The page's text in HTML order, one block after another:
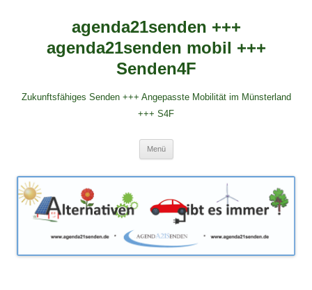
agenda21senden +++
agenda21senden mobil +++
Senden4F
Zukunftsfähiges Senden +++ Angepasste Mobilität im Münsterland
+++ S4F
Menü